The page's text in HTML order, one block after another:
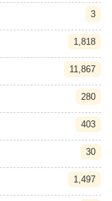
3
1,818
11,867
280
403
30
1,497